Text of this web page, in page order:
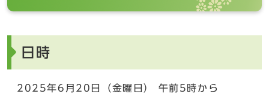
日時
2025年6月20日（金曜日） 午前5時から